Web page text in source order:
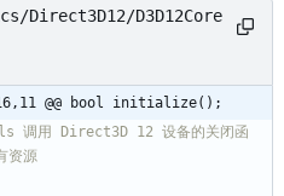
Direct3D12/D3D12Core
@@ bool initialize();